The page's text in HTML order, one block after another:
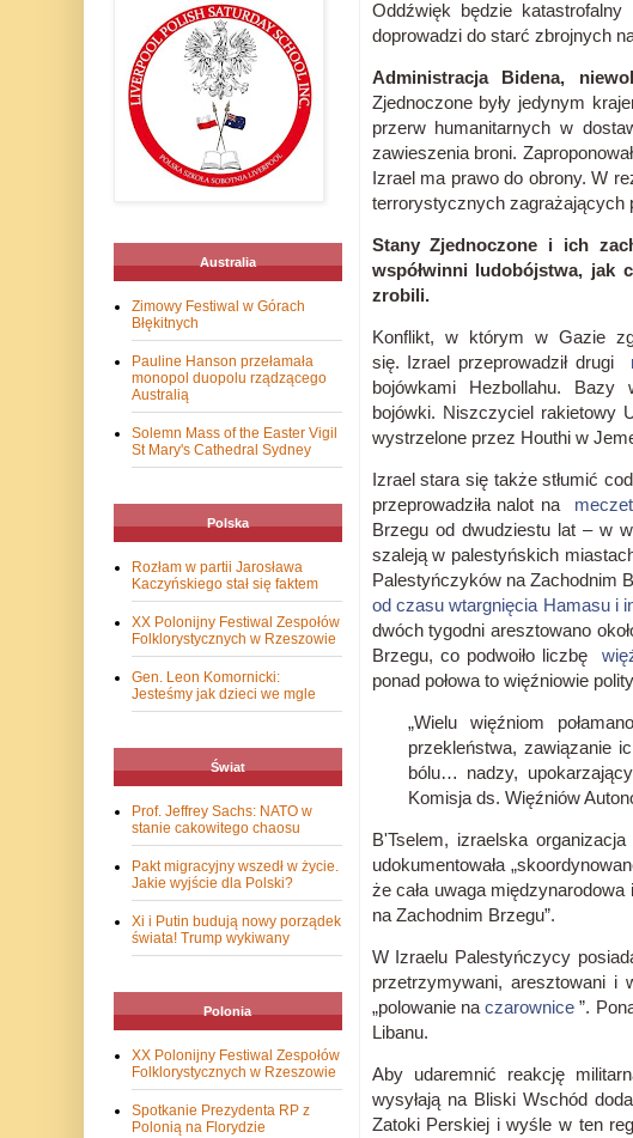
Oddźwięk będzie
doprowadzi do starć zbrojnych
Administracja Bidena,
Zjednoczone były jedynym
przerw humanitarnych w
zawieszenia broni.
Izrael ma prawo do obrony. W
terrorystycznych zagrażających
Stany Zjednoczone i ich
współwinni ludobójstwa, jak
zrobili.
Konflikt, w którym w Gazie
się. Izrael przeprowadził drugi
bojówkami Hezbollahu. Bazy
bojówki. Niszczyciel rakietowy
wystrzelone przez Houthi w
Izrael stara się także stłumić
przeprowadziła nalot na meczet
Brzegu od dwudziestu lat – w
szaleją w palestyńskich
Palestyńczyków na Zachodnim
od czasu wtargnięcia Hamasu i
dwóch tygodni aresztowano
Brzegu, co podwoiło liczbę
ponad połowa to więźniowie
„Wielu więźniom
przekleństwa, zawiązanie
bólu… nadzy,
Komisja ds. Więźniów
B'Tselem, izraelska
udokumentowała
że cała uwaga
na Zachodnim Brzegu”.
W Izraelu Palestyńczycy
przetrzymywani, aresztowani
„polowanie naczarownice ”.
Libanu.
Aby udaremnić reakcję
wysyłają na Bliski Wschód
Zatoki Perskiej i wyśle ​​w ten
Australia
Zimowy Festiwal w Górach
Błękitnych
Pauline Hanson przełamała
monopol duopolu rządzącego
Australią
Solemn Mass of the Easter Vigil
St Mary's Cathedral Sydney
Polska
Rozłam w partii Jarosława
Kaczyńskiego stał się faktem
XX Polonijny Festiwal Zespołów
Folklorystycznych w Rzeszowie
Gen. Leon Komornicki:
Jesteśmy jak dzieci we mgle
Świat
Prof. Jeffrey Sachs: NATO w
stanie cakowitego chaosu
Pakt migracyjny wszedł w życie.
Jakie wyjście dla Polski?
Xi i Putin budują nowy porządek
świata! Trump wykiwany
Polonia
XX Polonijny Festiwal Zespołów
Folklorystycznych w Rzeszowie
Spotkanie Prezydenta RP z
Polonią na Florydzie